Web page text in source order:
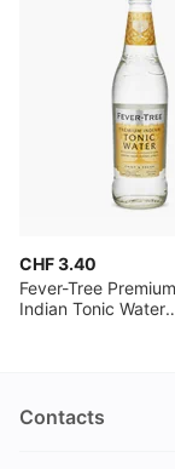
CHF 3.40
Fever-Tree Premium
Indian Tonic Water
Contacts